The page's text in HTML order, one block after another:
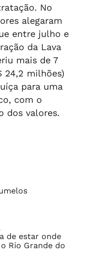
No
alegaram
entre julho e
da Lava
mais de 7
24,2 milhões)
para uma
com o
dos valores.
de estar onde
Rio Grande do